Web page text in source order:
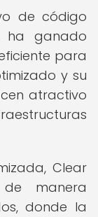
de código
ha ganado
para
y su
atractivo
Clear
de manera
donde la